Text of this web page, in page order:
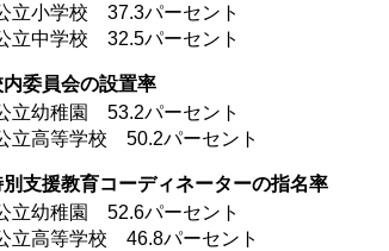
立小学校 37.3パーセント
立中学校 32.5パーセント
委員会の設置率
立幼稚園 53.2パーセント
立高等学校 50.2パーセント
支援教育コーディネーターの指名率
立幼稚園 52.6パーセント
立高等学校 46.8パーセント